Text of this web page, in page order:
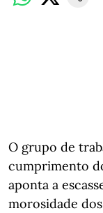
O grupo de
cumprimento
aponta a
morosidade